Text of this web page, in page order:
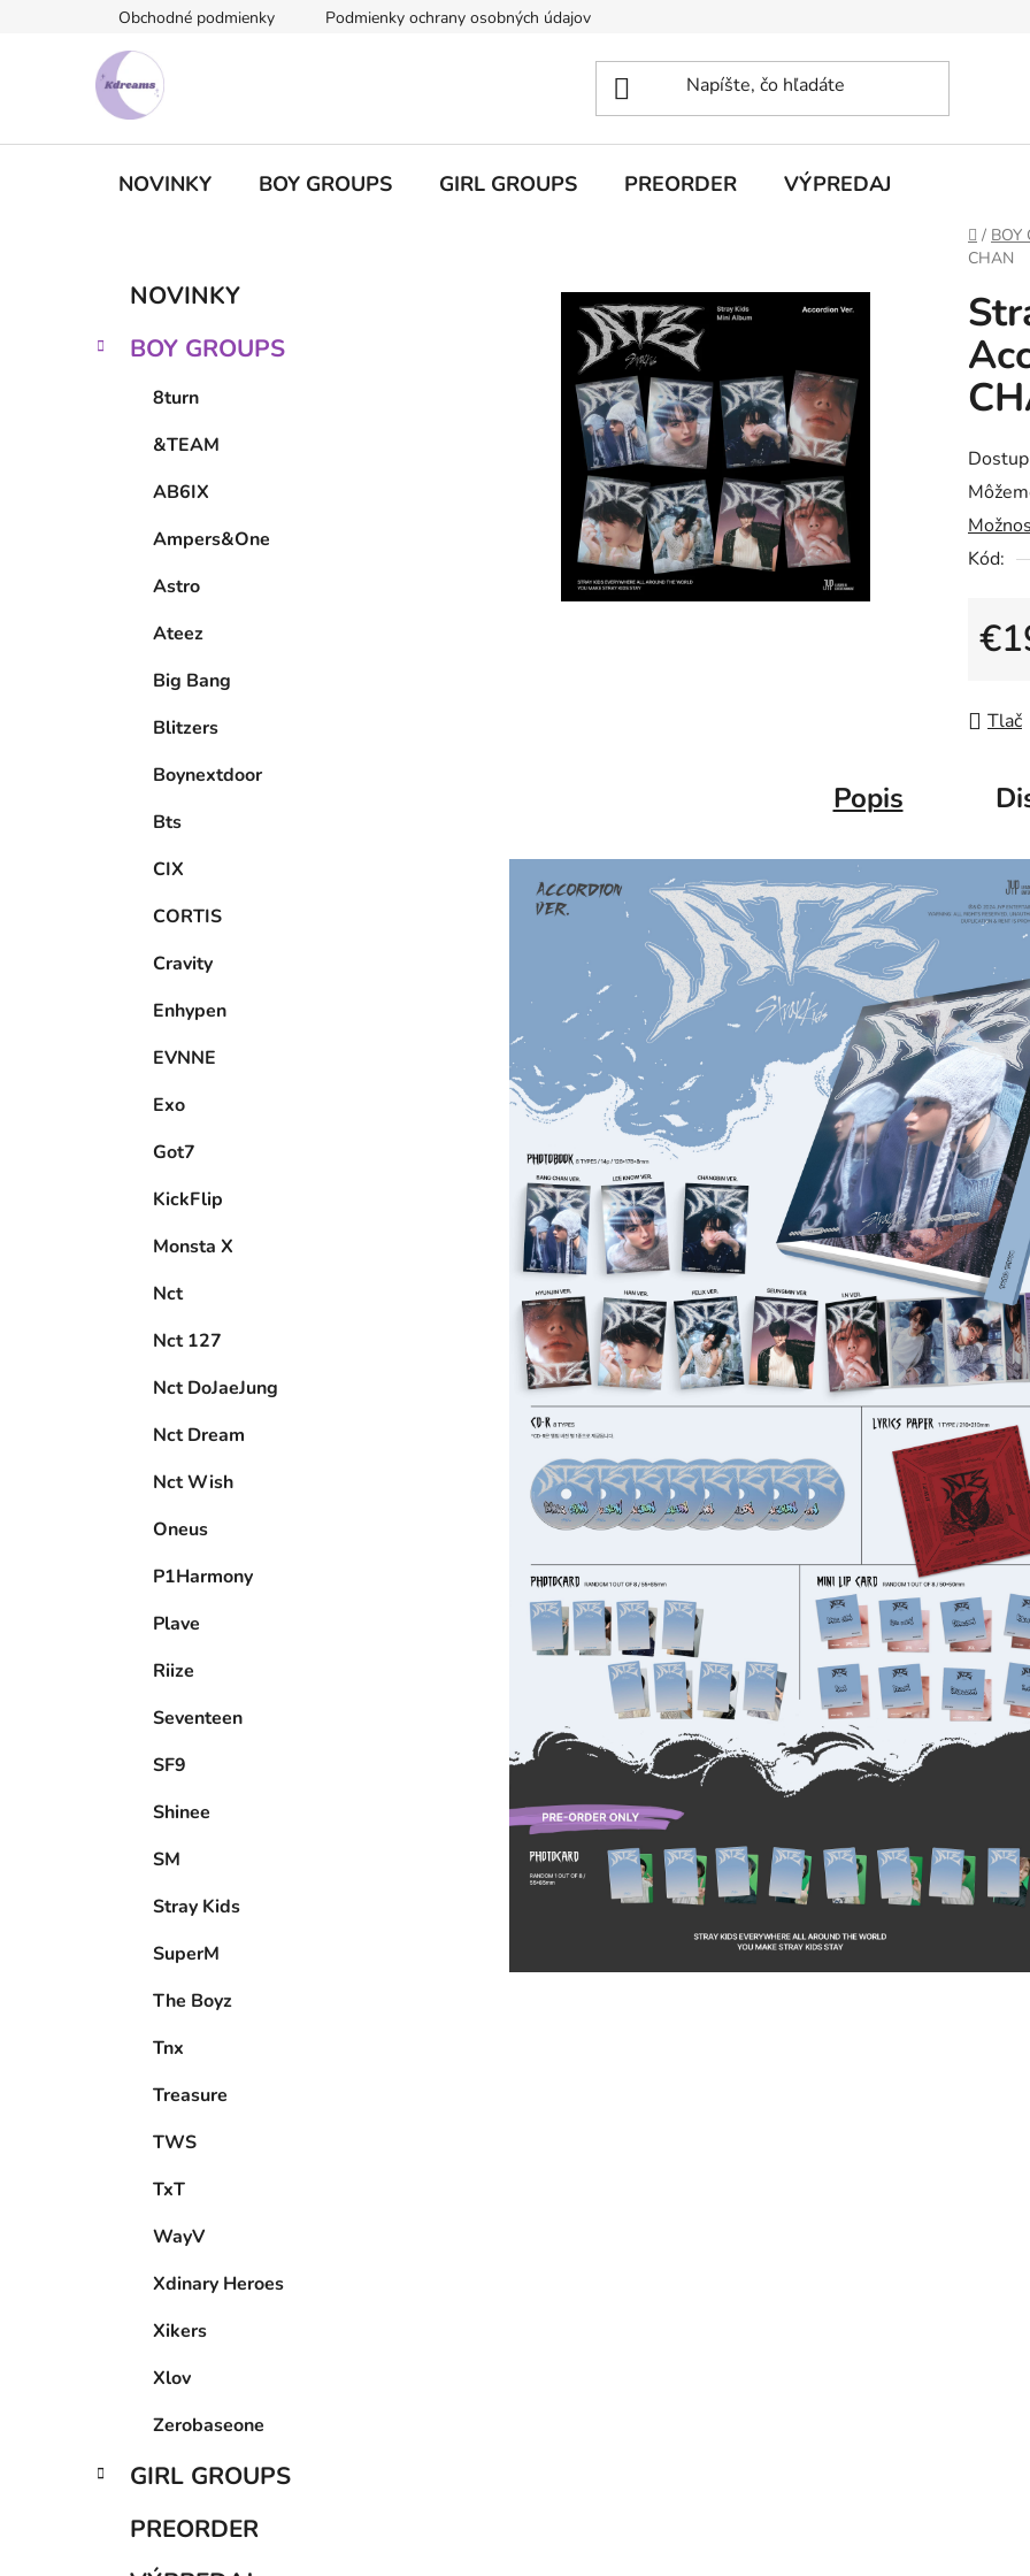
Obchodné podmienky Podmienky ochrany osobných údajov
NOVINKY BOY GROUPS GIRL GROUPS PREORDER VÝPREDAJ
Domov
/ BOY
CHAN
č
Preskočiť
kategórie
e
NOVINKY
BOY GROUPS
8turn
&TEAM
AB6IX
Ampers&One
Astro
Ateez
Big Bang
Blitzers
Boynextdoor
Bts
CIX
CORTIS
Cravity
Enhypen
EVNNE
Exo
Got7
KickFlip
Monsta X
Nct
Nct 127
Nct DoJaeJung
Nct Dream
Nct Wish
Oneus
P1Harmony
Plave
Riize
Seventeen
SF9
Shinee
SM
Stray Kids
SuperM
The Boyz
Tnx
Treasure
TWS
TxT
WayV
Xdinary Heroes
Xikers
Xlov
Zerobaseone
GIRL GROUPS
PREORDER
Kód:
Tlač
Popis